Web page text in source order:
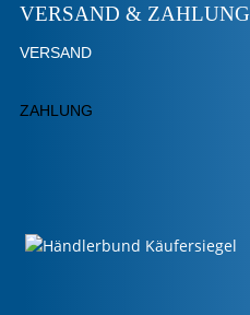
VERSAND & ZAHLUNG
VERSAND
ZAHLUNG